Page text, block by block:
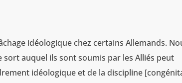
idéologique chez certains Allemands.
auquel ils sont soumis par les Alliés peut
idéologique et de la discipline